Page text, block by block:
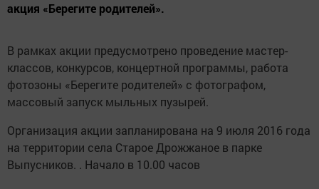
акция «Берегите родителей».
В рамках акции предусмотрено проведение мастер-
классов, конкурсов, концертной программы, работа
фотозоны «Берегите родителей» с фотографом,
массовый запуск мыльных пузырей.
Организация акции запланирована на 9 июля 2016 года
на территории села Старое Дрожжаное в парке
Выпусников. . Начало в 10.00 часов